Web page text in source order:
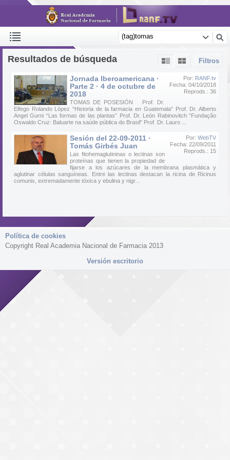
Filtros
Resultados de búsqueda
Por: RANF.tv
Fecha: 04/10/2018
Reprods.: 36
Jornada Iberoamericana ·
Parte 2 · 4 de octubre de
2018
TOMAS DE POSESIÓN Prof. Dr.
Elfego Rolando López “Historia de la farmacia en Guatemala” Prof. Dr. Alberto
Angel Gurni “Las formas de las plantas” Prof. Dr. León Rabinovitch “Fundação
Oswaldo Cruz: Baluarte na saúde pública do Brasil” Prof. Dr. Lauro ...
Por: WebTV
Fecha: 22/09/2011
Reprods.: 15
Sesión del 22-09-2011 ·
Tomás Girbés Juan
Las fitohemaglutininas o lectinas son
proteínas que tienen la propiedad de
fijarse a los azúcares de la membrana plasmática y
aglutinar células sanguíneas. Entre las lectinas destacan la ricina de Ricinus
comunis, extremadamente tóxica y ebulina y nigr...
Política de cookies
Copyright Real Academia Nacional de Farmacia 2013
Versión escritorio